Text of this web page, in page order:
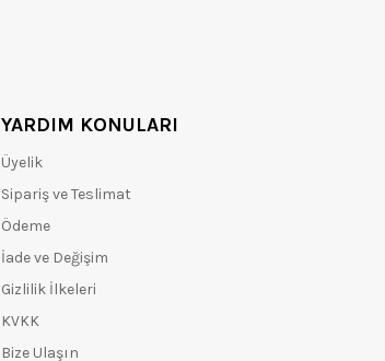
YARDIM KONULARI
Üyelik
Sipariş ve Teslimat
Ödeme
İade ve Değişim
Gizlilik İlkeleri
KVKK
Bize Ulaşın